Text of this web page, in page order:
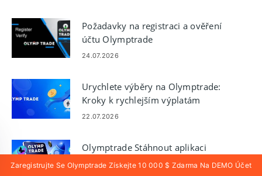
Požadavky na registraci a ověření
účtu Olymptrade
24.07.2026
Urychlete výběry na Olymptrade:
Kroky k rychlejším výplatám
22.07.2026
Olymptrade Stáhnout aplikaci
Zaregistrujte Se Olymptrade Získejte 10 000 $ Zdarma Na DEMO Účet